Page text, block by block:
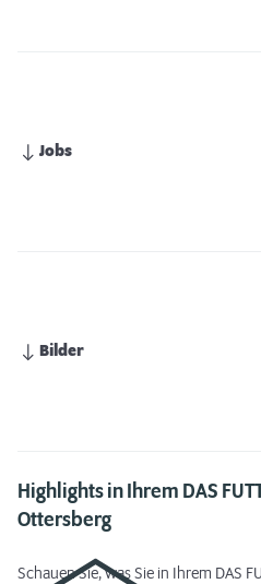
Jobs
Bilder
Highlights in Ihrem DAS
Ottersberg
Schauen Sie, was Sie in Ihrem DAS